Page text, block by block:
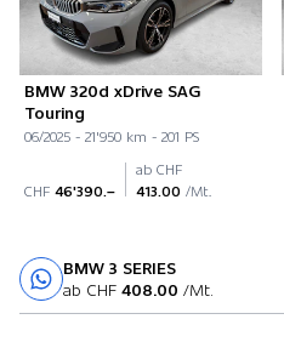
BMW 320d xDrive SAG
Touring
06/2025 - 21'950 km - 201 PS
CHF 46'390.–
ab CHF
413.00 /Mt.
BMW 3 SERIES
ab CHF 408.00 /Mt.